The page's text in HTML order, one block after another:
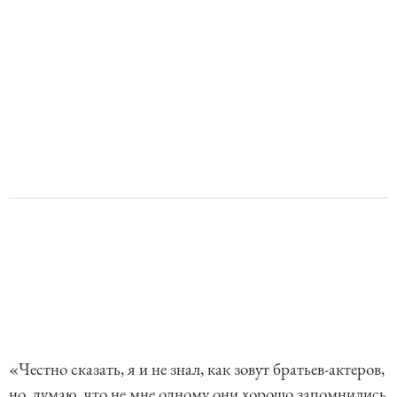
«Честно сказать, я и не знал, как зовут братьев-актеров,